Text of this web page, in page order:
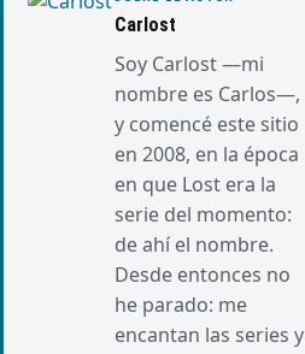
Carlost
Soy Carlost —mi
nombre es Carlos—,
y comencé este sitio
en 2008, en la época
en que Lost era la
serie del momento:
de ahí el nombre.
Desde entonces no
he parado: me
encantan las series y